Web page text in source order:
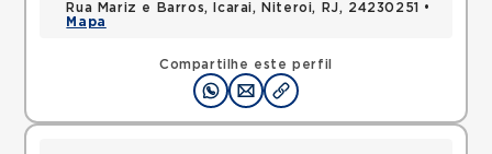
Compartilhe este perfil
Rua Mariz e Barros, Icarai, Niteroi, RJ, 24230251 •
Mapa